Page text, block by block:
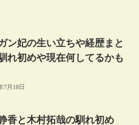
ン妃の生い立ちや経歴まと
れ初めや現在何してるかも
7月18日
香と木村拓哉の馴れ初め